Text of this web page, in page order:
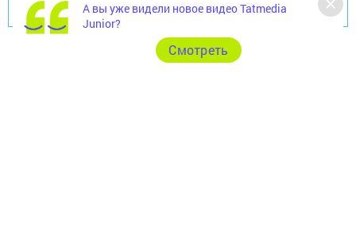
Перейти на страницу новости
А вы уже видели новое видео Tatmedia
Junior?
Cмотреть